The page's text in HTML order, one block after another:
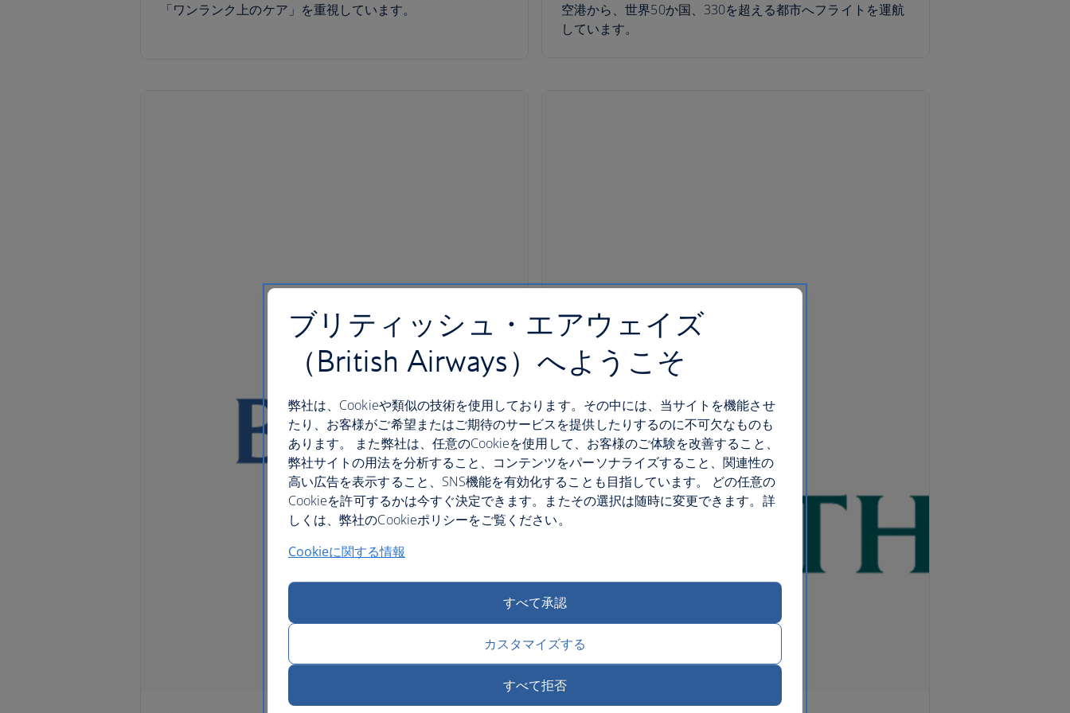
「ワンランク上のケア」を重視しています。
空港から、世界50か国、330を超える都市へフライトを運航
しています。
ブリティッシュ・エアウェイズ
（British Airways）へようこそ
弊社は、Cookieや類似の技術を使用しております。その中には、当サイトを機能させ
たり、お客様がご希望またはご期待のサービスを提供したりするのに不可欠なものも
あります。 また弊社は、任意のCookieを使用して、お客様のご体験を改善すること、
弊社サイトの用法を分析すること、コンテンツをパーソナライズすること、関連性の
高い広告を表示すること、SNS機能を有効化することも目指しています。 どの任意の
Cookieを許可するかは今すぐ決定できます。またその選択は随時に変更できます。詳
しくは、弊社のCookieポリシーをご覧ください。
Cookieに関する情報
すべて承認
カスタマイズする
すべて拒否